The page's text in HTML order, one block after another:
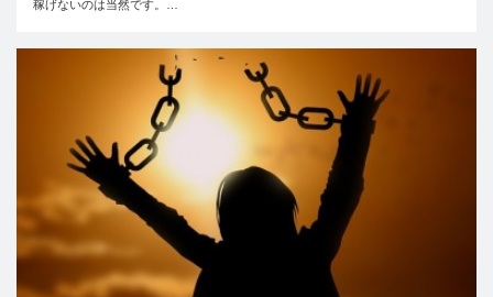
稼げないのは当然です。…